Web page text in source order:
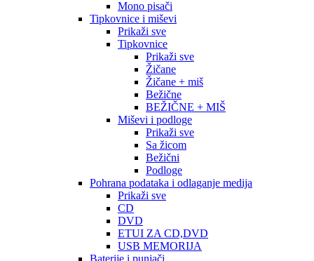
Mono pisači
Tipkovnice i miševi
Prikaži sve
Tipkovnice
Prikaži sve
Žičane
Žičane + miš
Bežične
BEŽIČNE + MIŠ
Miševi i podloge
Prikaži sve
Sa žicom
Bežični
Podloge
Pohrana podataka i odlaganje medija
Prikaži sve
CD
DVD
ETUI ZA CD,DVD
USB MEMORIJA
Baterije i punjači